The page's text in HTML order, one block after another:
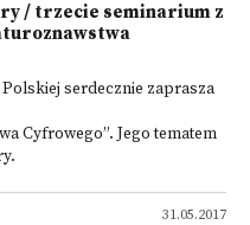
/ trzecie seminarium z
serdecznie zaprasza
Cyfrowego”. Jego tematem
31.05.2017